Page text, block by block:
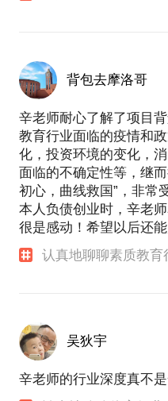
背包去摩洛哥
辛老师耐心了解了项目
教育行业面临的疫情和
化，投资环境的变化，
面临的不确定性等，继
初心，曲线救国”，非常
本人负债创业时，辛老
很是感动！希望以后还能
认真地聊聊素质教
吴狄宇
辛老师的行业深度真不